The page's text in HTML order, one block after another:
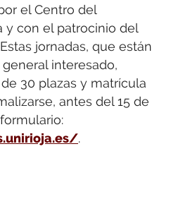
el Centro del
y con el patrocinio del
jornadas, que están
interesado,
30 plazas y matrícula
antes del 15 de
.